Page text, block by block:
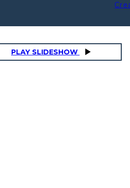
PLAY SLIDESHOW